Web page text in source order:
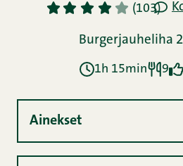
1 2 3 4 5 (103)
Burgerjauheliha
1h 15min 9
Ainekset